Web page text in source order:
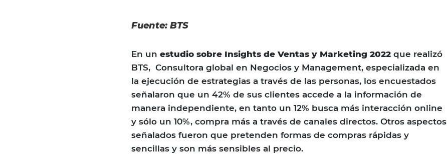
Fuente: BTS
En un estudio sobre Insights de Ventas y Marketing 2022 que realizó
BTS, Consultora global en Negocios y Management, especializada en
la ejecución de estrategias a través de las personas, los encuestados
señalaron que un 42% de sus clientes accede a la información de
manera independiente, en tanto un 12% busca más interacción online
y sólo un 10%, compra más a través de canales directos. Otros aspectos
señalados fueron que pretenden formas de compras rápidas y
sencillas y son más sensibles al precio.